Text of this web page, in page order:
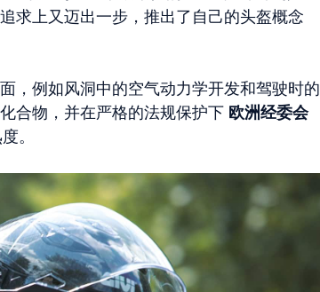
求上又迈出一步，推出了自己的头盔概念
，例如风洞中的空气动力学开发和驾驶时的
合物，并在严格的法规保护下 欧洲经委会
。